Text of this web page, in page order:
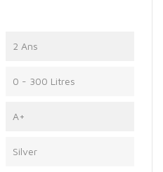
2 Ans
0 - 300 Litres
A+
Silver